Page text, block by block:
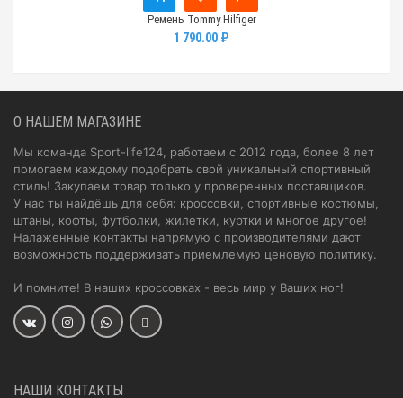
Ремень Tommy Hilfiger
1 790.00 ₽
О НАШЕМ МАГАЗИНЕ
Мы команда Sport-life124, работаем с 2012 года, более 8 лет
помогаем каждому подобрать свой уникальный спортивный
стиль! Закупаем товар только у проверенных поставщиков.
У нас ты найдёшь для себя: кроссовки, спортивные костюмы,
штаны, кофты, футболки, жилетки, куртки и многое другое!
Налаженные контакты напрямую с производителями дают
возможность поддерживать приемлемую ценовую политику.
И помните! В наших кроссовках - весь мир у Ваших ног!
НАШИ КОНТАКТЫ